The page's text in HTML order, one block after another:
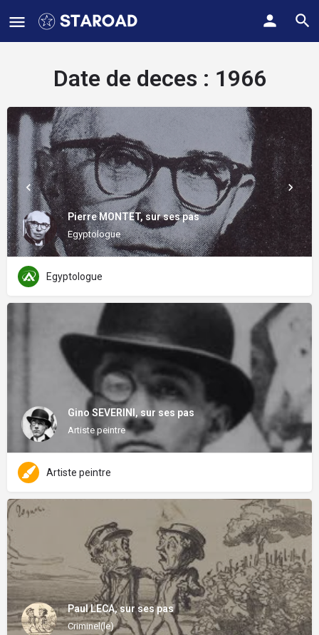
Date de deces : 1966
Pierre MONTET, sur ses pas
Egyptologue
Egyptologue
Gino SEVERINI, sur ses pas
Artiste peintre
Artiste peintre
Paul LECA, sur ses pas
Criminel(le)